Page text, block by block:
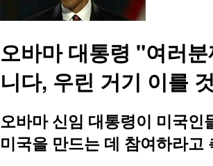
오바마 대통령 "여러
니다, 우린 거기 이를
오바마 신임 대통령이 미국인
미국을 만드는 데 참여하라고